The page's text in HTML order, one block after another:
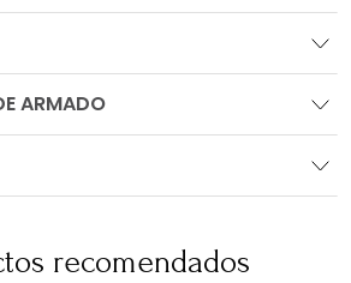
ARMADO
recomendados